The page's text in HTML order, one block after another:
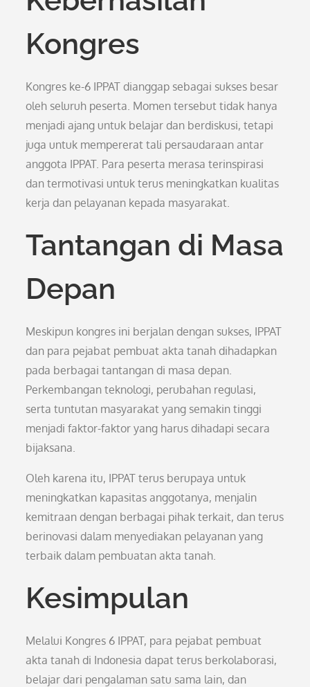
Kongres
Kongres ke-6 IPPAT dianggap sebagai sukses besar
oleh seluruh peserta. Momen tersebut tidak hanya
menjadi ajang untuk belajar dan berdiskusi, tetapi
juga untuk mempererat tali persaudaraan antar
anggota IPPAT. Para peserta merasa terinspirasi
dan termotivasi untuk terus meningkatkan kualitas
kerja dan pelayanan kepada masyarakat.
Tantangan di Masa
Depan
Meskipun kongres ini berjalan dengan sukses, IPPAT
dan para pejabat pembuat akta tanah dihadapkan
pada berbagai tantangan di masa depan.
Perkembangan teknologi, perubahan regulasi,
serta tuntutan masyarakat yang semakin tinggi
menjadi faktor-faktor yang harus dihadapi secara
bijaksana.
Oleh karena itu, IPPAT terus berupaya untuk
meningkatkan kapasitas anggotanya, menjalin
kemitraan dengan berbagai pihak terkait, dan terus
berinovasi dalam menyediakan pelayanan yang
terbaik dalam pembuatan akta tanah.
Kesimpulan
Melalui Kongres 6 IPPAT, para pejabat pembuat
akta tanah di Indonesia dapat terus berkolaborasi,
belajar dari pengalaman satu sama lain, dan